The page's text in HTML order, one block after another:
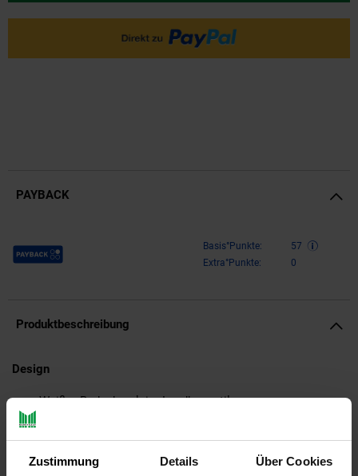
Zustimmung Details Über Cookies
PAYBACK
Payback Punkte Basis°Punkte:
57
Extra°Punkte:
0
Produktbeschreibung
Design
Weißer Badschrank im Landhausstil
Vier Schubladen und ein Stauraumfach
Stilvolle Einkerbungen als Schubladengriffe